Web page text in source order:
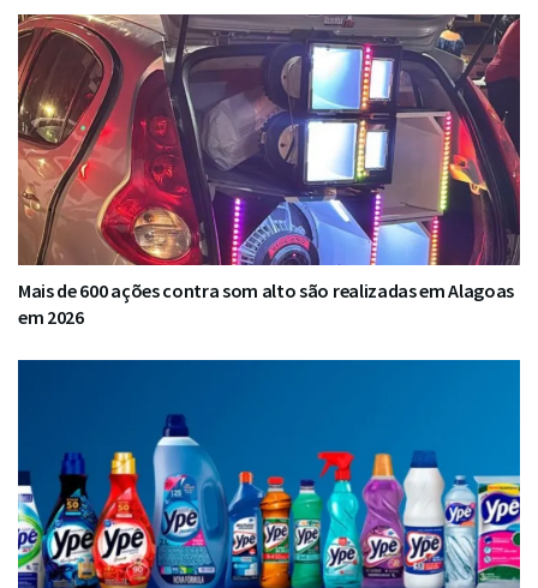
Mais de 600 ações contra som alto são realizadas em Alagoas
em 2026